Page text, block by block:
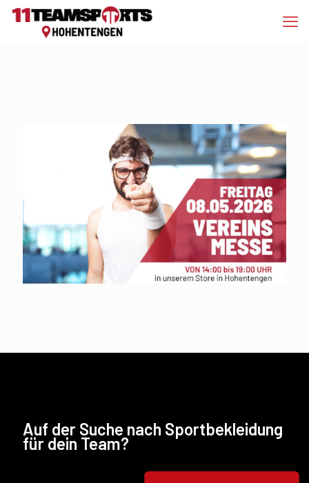
Auf der Suche nach Sportbekleidung
für dein Team?